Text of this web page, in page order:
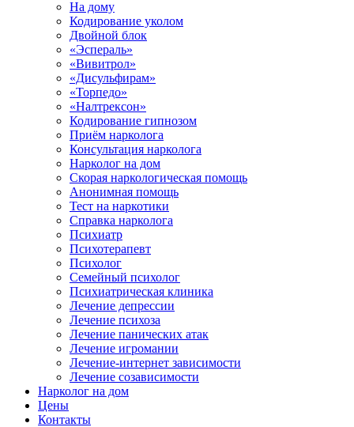
На дому
Кодирование уколом
Двойной блок
«Эспераль»
«Вивитрол»
«Дисульфирам»
«Торпедо»
«Налтрексон»
Кодирование гипнозом
Приём нарколога
Консультация нарколога
Нарколог на дом
Скорая наркологическая помощь
Анонимная помощь
Тест на наркотики
Справка нарколога
Психиатр
Психотерапевт
Психолог
Семейный психолог
Психиатрическая клиника
Лечение депрессии
Лечение психоза
Лечение панических атак
Лечение игромании
Лечение-интернет зависимости
Лечение созависимости
Нарколог на дом
Цены
Контакты